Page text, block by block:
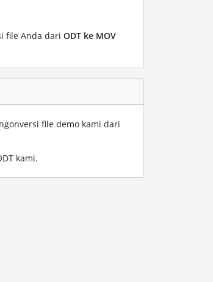
file Anda dari ODT ke MOV
file demo kami dari
kami.